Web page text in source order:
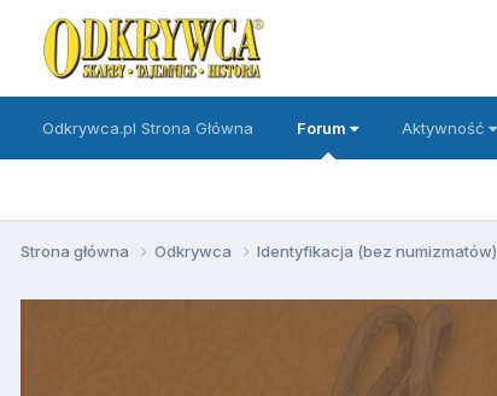
Odkrywca.pl Strona Główna Forum Aktywność
Strona główna Odkrywca Identyfikacja (bez numizmatów)